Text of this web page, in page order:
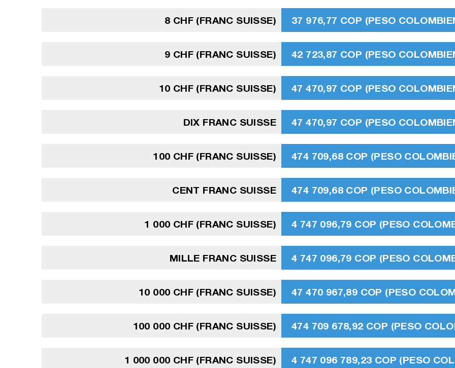
8 CHF (FRANC SUISSE) 37 976,77 COP (PESO
9 CHF (FRANC SUISSE) 42 723,87 COP (PESO
10 CHF (FRANC SUISSE) 47 470,97 COP (PESO
DIX FRANC SUISSE 47 470,97 COP (PESO
100 CHF (FRANC SUISSE) 474 709,68 COP (PESO
CENT FRANC SUISSE 474 709,68 COP (PESO
1 000 CHF (FRANC SUISSE) 4 747 096,79 COP (PESO
MILLE FRANC SUISSE 4 747 096,79 COP (PESO
10 000 CHF (FRANC SUISSE) 47 470 967,89 COP (PESO
100 000 CHF (FRANC SUISSE) 474 709 678,92 COP (PESO
1 000 000 CHF (FRANC SUISSE) 4 747 096 789,23 COP (PESO